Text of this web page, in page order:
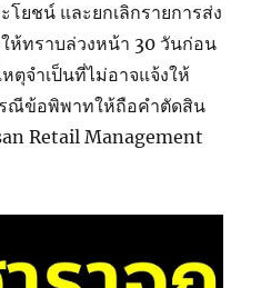
โยชน์ และยกเลิกรายการส่ง
ห้ทราบล่วงหน้า 30 วันก่อน
ตุจำเป็นที่ไม่อาจแจ้งให้
ณีข้อพิพาทให้ถือคำตัดสิน
Retail Management